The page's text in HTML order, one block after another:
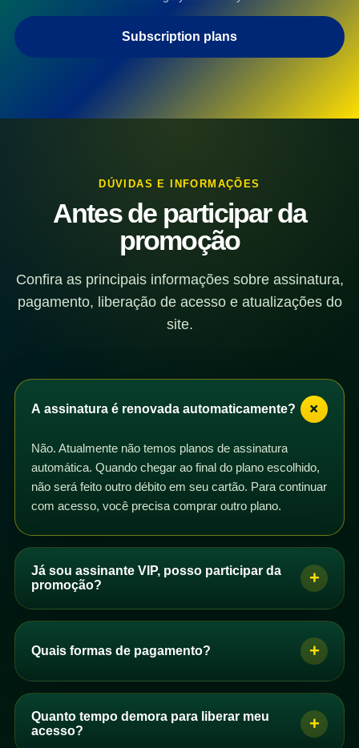
Subscription plans
DÚVIDAS E INFORMAÇÕES
Antes de participar da
promoção
Confira as principais informações sobre assinatura,
pagamento, liberação de acesso e atualizações do
site.
A assinatura é renovada automaticamente? +
Não. Atualmente não temos planos de assinatura
automática. Quando chegar ao final do plano escolhido,
não será feito outro débito em seu cartão. Para continuar
com acesso, você precisa comprar outro plano.
Já sou assinante VIP, posso participar da
promoção?
+
Sim. Se você é assinante VIP com plano mensal,
promoção. Basta comprar um dos planos de acesso e
plano após a confirmação do pagamento.
Você pode comprar quantos planos quiser. Se perceber
Quais formas de pagamento? +
Se você é brasileiro, pode pagar por PIX, boleto ou
cartão de crédito. Se você não é brasileiro, pode
comprar com cartão de crédito.
Quanto tempo demora para liberar meu
acesso?
+